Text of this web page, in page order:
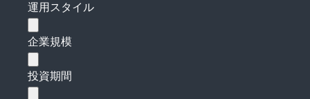
運用スタイル
企業規模
投資期間